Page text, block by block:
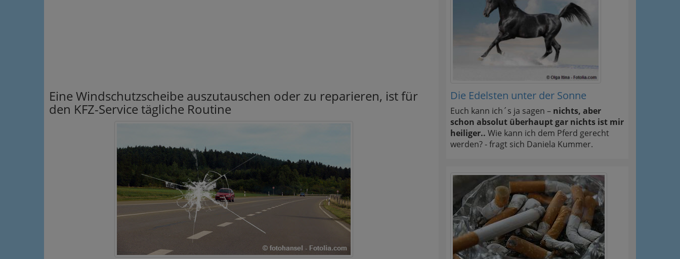
Eine Windschutzscheibe auszutauschen oder zu reparieren, ist für
den KFZ-Service tägliche Routine
Die Edelsten unter der Sonne
Euch kann ich´s ja sagen – nichts, aber
schon absolut überhaupt gar nichts ist mir
heiliger.. Wie kann ich dem Pferd gerecht
werden? - fragt sich Daniela Kummer.